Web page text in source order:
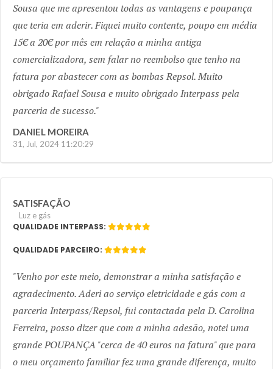
Sousa que me apresentou todas as vantagens e poupança
que teria em aderir. Fiquei muito contente, poupo em média
15€ a 20€ por mês em relação a minha antiga
comercializadora, sem falar no reembolso que tenho na
fatura por abastecer com as bombas Repsol. Muito
obrigado Rafael Sousa e muito obrigado Interpass pela
parceria de sucesso.
DANIEL MOREIRA
31, Jul, 2024 11:20:29
SATISFAÇÃO
Luz e gás
QUALIDADE INTERPASS:
QUALIDADE PARCEIRO:
Venho por este meio, demonstrar a minha satisfação e
agradecimento. Aderi ao serviço eletricidade e gás com a
parceria Interpass/Repsol, fui contactada pela D. Carolina
Ferreira, posso dizer que com a minha adesão, notei uma
grande POUPANÇA "cerca de 40 euros na fatura" que para
o meu orçamento familiar fez uma grande diferença, muito